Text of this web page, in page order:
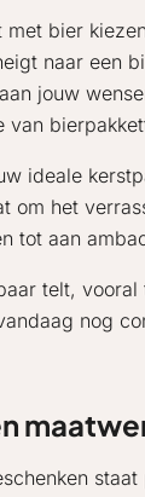
met bier
naar een
jouw
ideale
om het
tot aan
telt,
nog